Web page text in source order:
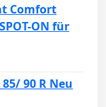
Comfort
ON für
90 R Neu